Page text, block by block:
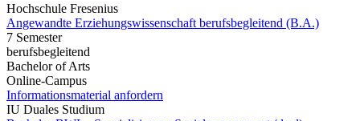
Hochschule Fresenius
Angewandte Erziehungswissenschaft berufsbegleitend (B.A.)
7 Semester
berufsbegleitend
Bachelor of Arts
Online-Campus
Informationsmaterial anfordern
IU Duales Studium